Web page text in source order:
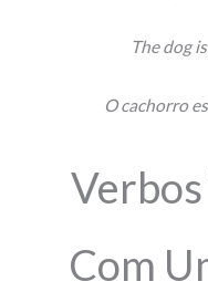
The dog
O cachorro
Com